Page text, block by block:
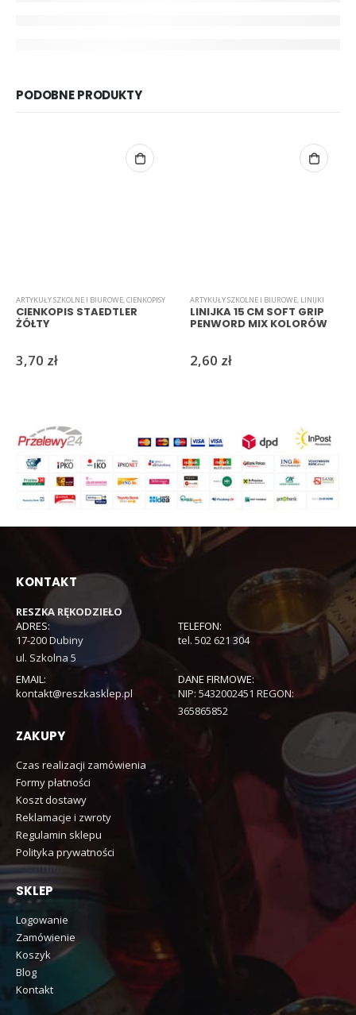
PODOBNE PRODUKTY
ARTYKUŁY SZKOLNE I BIUROWE,CIENKOPISY
CIENKOPIS STAEDTLER
ŻÓŁTY
3,70 zł
ARTYKUŁY SZKOLNE I BIUROWE, LINIJKI
LINIJKA 15 CM SOFT GRIP
PENWORD MIX KOLORÓW
2,60 zł
KONTAKT
RESZKA RĘKODZIEŁO
ADRES:
17-200 Dubiny
ul. Szkolna 5
TELEFON:
tel. 502 621 304
EMAIL:
kontakt@reszkasklep.pl
DANE FIRMOWE:
NIP: 5432002451 REGON:
365865852
ZAKUPY
Czas realizacji zamówienia
Formy płatności
Koszt dostawy
Reklamacje i zwroty
Regulamin sklepu
Polityka prywatności
SKLEP
Logowanie
Zamówienie
Koszyk
Blog
Kontakt